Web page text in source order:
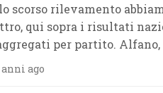
scorso rilevamento
qui sopra i risultati
per partito.
ago